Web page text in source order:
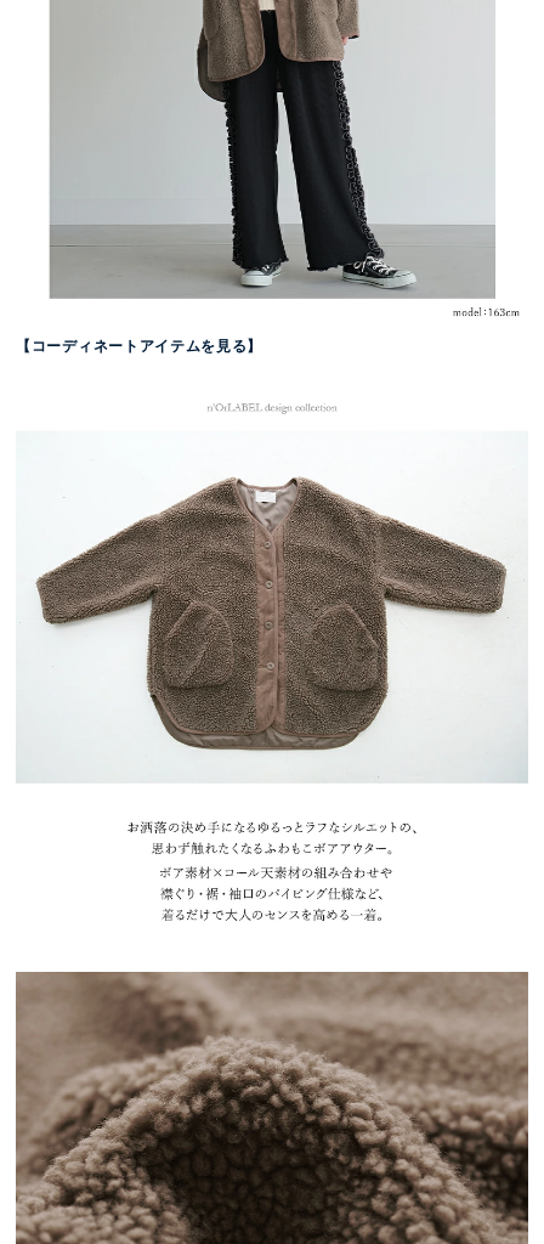
【コーディネートアイテムを見る】